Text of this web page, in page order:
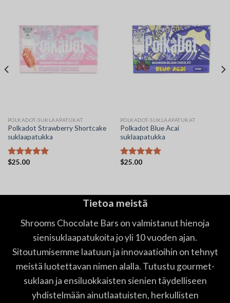
POLKADOT-SUKLAAPATUKAT
Polkadot Strawberry Shortcake
suklaapatukka
Arvostelu
$25.00
POLKADOT-SUKLAAPATUKAT
Polkadot Blue Acai
suklaapatukka
Arvostelu
$25.00
Tietoa meistä
Shrooms Chocolate Bars on valmistanut hienoja
sienisuklaapatukoita jo yli 10 vuoden ajan.
Sitoutumisemme laatuun ja innovaatioihin on tehnyt
meistä luotettavan nimen alalla. Tutustu gourmet-
suklaan ja ensiluokkaisten sienien täydelliseen
yhdistelmään ainutlaatuisten, herkullisten